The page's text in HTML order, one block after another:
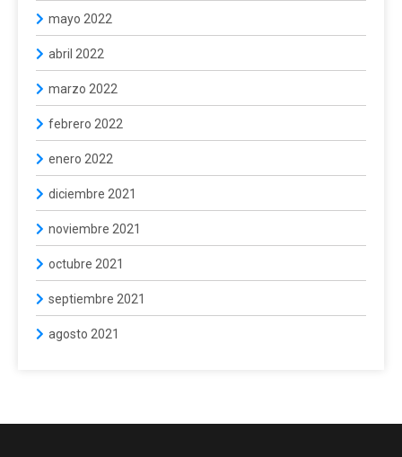
mayo 2022
abril 2022
marzo 2022
febrero 2022
enero 2022
diciembre 2021
noviembre 2021
octubre 2021
septiembre 2021
agosto 2021